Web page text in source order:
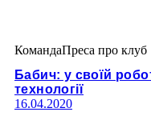
КомандаПреса про клуб
Бабич: у своїй
технології
16.04.2020